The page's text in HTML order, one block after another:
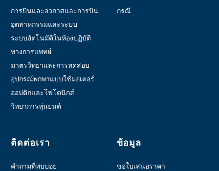
การบินและอวกาศและการบิน
อุตสาหกรรมและระบบ
อัตโนมัติ
ระบบอัตโนมัติในห้องปฏิบัติ
ทางการแพทย์
มาตรวิทยาและการทดสอบ
อุปกรณ์พกพาแบบใช้มอเตอร์
ออปติกและโฟโตนิกส์
วิทยาการหุ่นยนต์
กรณี
ติดต่อเรา
คำถามที่พบบ่อย
ข้อมูล
ขอใบเสนอราคา